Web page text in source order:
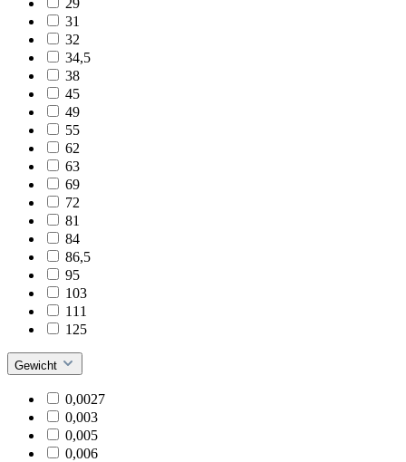
31
32
34,5
38
45
49
55
62
63
69
72
81
84
86,5
95
103
111
125
Gewicht
0,0027
0,003
0,005
0,006